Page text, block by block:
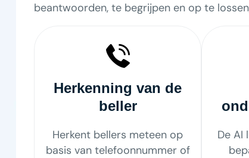
beantwoorden, te begrijpen en op te
Herkenning van de
beller
Herkent bellers meteen op
basis van telefoonnummer of
De AI